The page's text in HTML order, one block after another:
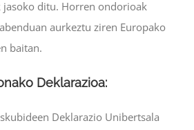
ditu. Horren ondorioak
aurkeztu ziren Europako
baitan.
Deklarazioa:
Deklarazio Unibertsala